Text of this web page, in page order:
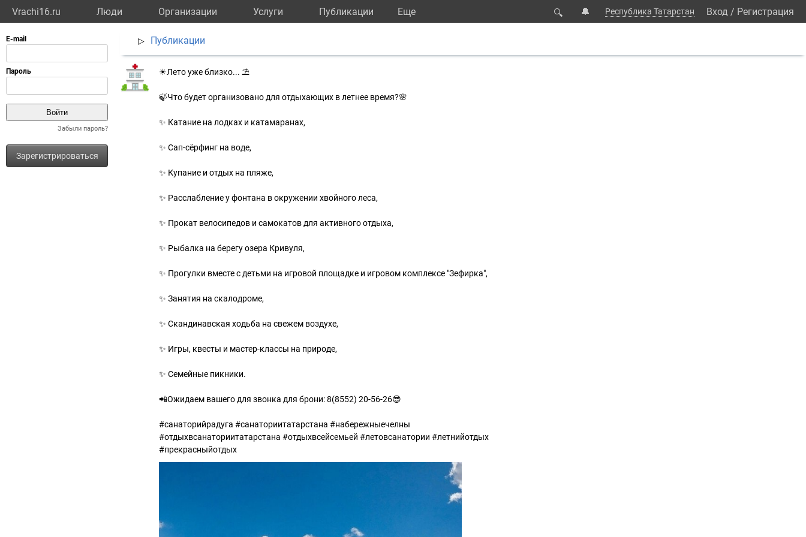
Vrachi16.ru Люди Организации Услуги Публикации Eще 🔍 🔔 Республика Татарстан Вход / Регистрация
Забыли пароль?
Зарегистрироваться
▷ Публикации
☀Лето уже близко... ⛱
🍃Что будет организовано для отдыхающих в летнее время?🌸
✨ Катание на лодках и катамаранах,
✨ Сап-сёрфинг на воде,
✨ Купание и отдых на пляже,
✨ Расслабление у фонтана в окружении хвойного леса,
✨ Прокат велосипедов и самокатов для активного отдыха,
✨ Рыбалка на берегу озера Кривуля,
✨ Прогулки вместе с детьми на игровой площадке и игровом комплексе "Зефирка",
✨ Занятия на скалодроме,
✨ Скандинавская ходьба на свежем воздухе,
✨ Игры, квесты и мастер-классы на природе,
✨ Семейные пикники.
📲Ожидаем вашего для звонка для брони: 8(8552) 20-56-26😎
#санаторийрадуга #санаториитатарстана #набережныечелны
#отдыхвсанаториитатарстана #отдыхвсейсемьей #летовсанатории #летнийотдых
#прекрасныйотдых